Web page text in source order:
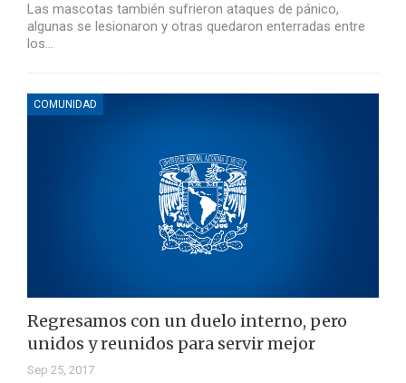
Las mascotas también sufrieron ataques de pánico,
algunas se lesionaron y otras quedaron enterradas entre
los…
COMUNIDAD
Regresamos con un duelo interno, pero
unidos y reunidos para servir mejor
Sep 25, 2017